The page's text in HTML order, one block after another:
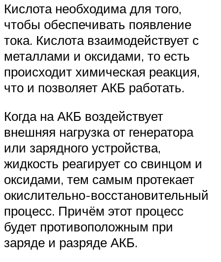
Кислота необходима для того,
чтобы обеспечивать появление
тока. Кислота взаимодействует с
металлами и оксидами, то есть
происходит химическая реакция,
что и позволяет АКБ работать.
Когда на АКБ воздействует
внешняя нагрузка от генератора
или зарядного устройства,
жидкость реагирует со свинцом и
оксидами, тем самым протекает
окислительно-восстановительный
процесс. Причём этот процесс
будет противоположным при
заряде и разряде АКБ.